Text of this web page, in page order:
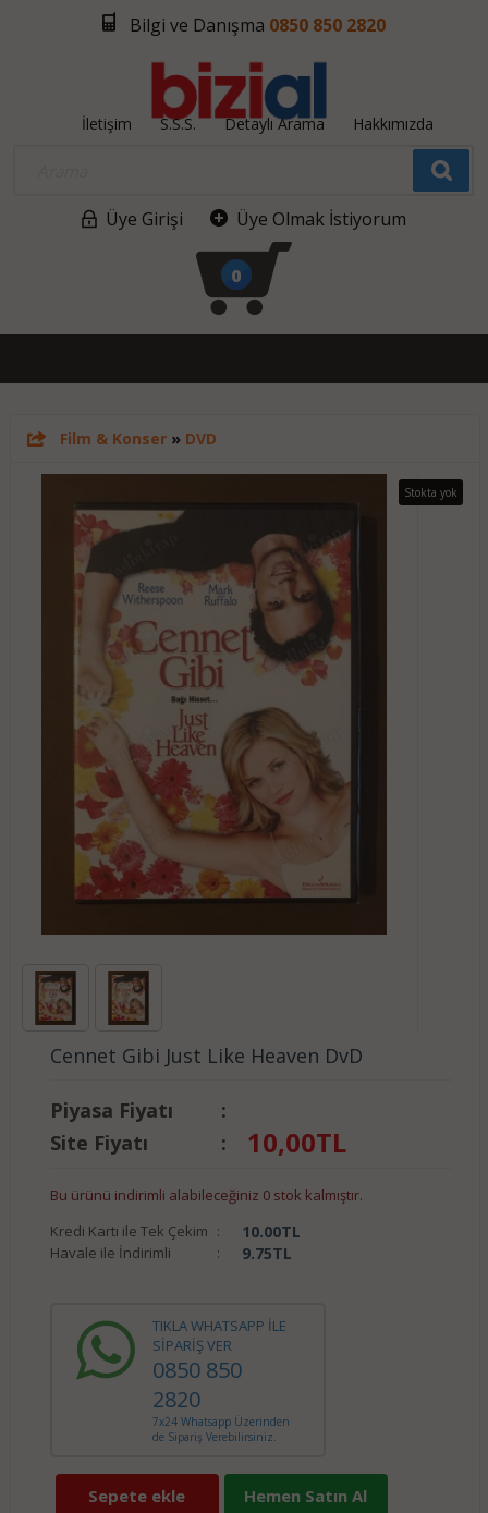
Bilgi ve Danışma 0850 850 2820
İletişim S.S.S. Detaylı Arama Hakkımızda
Üye Girişi Üye Olmak İstiyorum
0
Film & Konser» DVD
Stokta yok
Cennet Gibi Just Like Heaven DvD
Piyasa Fiyatı
:
Site Fiyatı
: 10,00TL
Bu ürünü indirimli alabileceğiniz 0 stok kalmıştır.
Kredi Kartı ile Tek Çekim : 10.00TL
Havale ile İndirimli : 9.75TL
TIKLA WHATSAPP İLE
SİPARİŞ VER
0850 850
2820
7x24 Whatsapp Üzerinden
de Sipariş Verebilirsiniz.
Sepete ekle Hemen Satın Al